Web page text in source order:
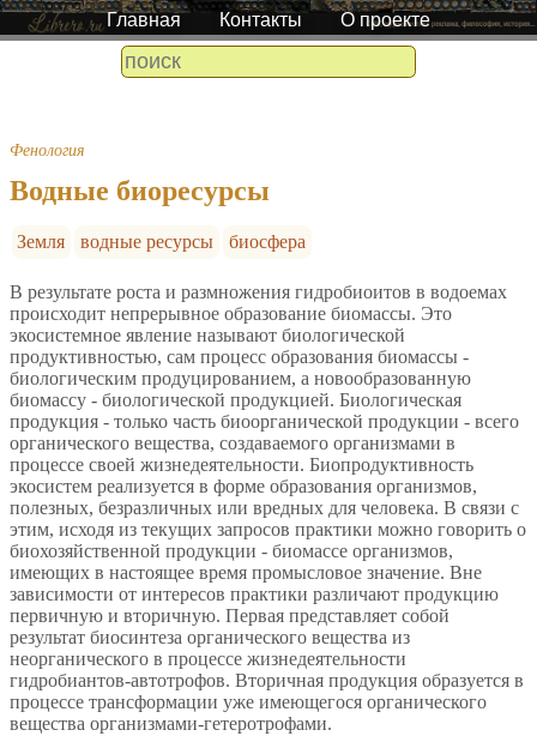
Главная Контакты О проекте
Фенология
Водные биоресурсы
Земля водные ресурсы биосфера
В результате роста и размножения гидробиоитов в водоемах
происходит непрерывное образование биомассы. Это
экосистемное явление называют биологической
продуктивностью, сам процесс образования биомассы -
биологическим продуцированием, а новообразованную
биомассу - биологической продукцией. Биологическая
продукция - только часть биоорганической продукции - всего
органического вещества, создаваемого организмами в
процессе своей жизнедеятельности. Биопродуктивность
экосистем реализуется в форме образования организмов,
полезных, безразличных или вредных для человека. В связи с
этим, исходя из текущих запросов практики можно говорить о
биохозяйственной продукции - биомассе организмов,
имеющих в настоящее время промысловое значение. Вне
зависимости от интересов практики различают продукцию
первичную и вторичную. Первая представляет собой
результат биосинтеза органического вещества из
неорганического в процессе жизнедеятельности
гидробиантов-автотрофов. Вторичная продукция образуется в
процессе трансформации уже имеющегося органического
вещества организмами-гетеротрофами.